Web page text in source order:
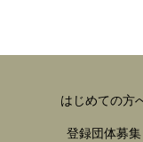
はじめての方
登録団体募集